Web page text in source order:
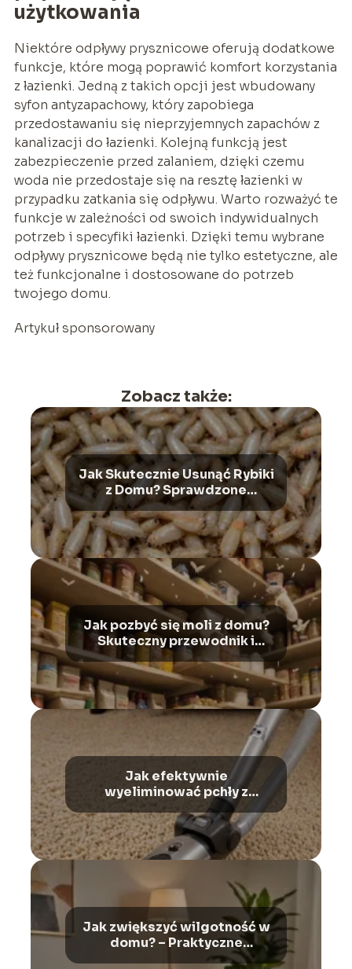
użytkowania
Niektóre odpływy prysznicowe oferują dodatkowe
funkcje, które mogą poprawić komfort korzystania
z łazienki. Jedną z takich opcji jest wbudowany
syfon antyzapachowy, który zapobiega
przedostawaniu się nieprzyjemnych zapachów z
kanalizacji do łazienki. Kolejną funkcją jest
zabezpieczenie przed zalaniem, dzięki czemu
woda nie przedostaje się na resztę łazienki w
przypadku zatkania się odpływu. Warto rozważyć te
funkcje w zależności od swoich indywidualnych
potrzeb i specyfiki łazienki. Dzięki temu wybrane
odpływy prysznicowe będą nie tylko estetyczne, ale
też funkcjonalne i dostosowane do potrzeb
twojego domu.
Artykuł sponsorowany
Zobacz także:
Jak Skutecznie Usunąć Rybiki
z Domu? Sprawdzone
Sposoby – Bezpieczne
Pozbycie Się Tej Plagi!
Jak pozbyć się moli z domu?
Skuteczny przewodnik i
metody – sprawdź!
Jak efektywnie
wyeliminować pchły z
mieszkania? Wypróbowane
sposoby na zwalczanie
insektów
Jak zwiększyć wilgotność w
domu? – Praktyczne
rozwiązania